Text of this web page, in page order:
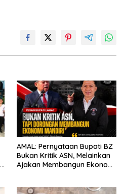
AMAL: Pernyataan Bupati BZ
Bukan Kritik ASN, Melainkan
Ajakan Membangun Ekonomi